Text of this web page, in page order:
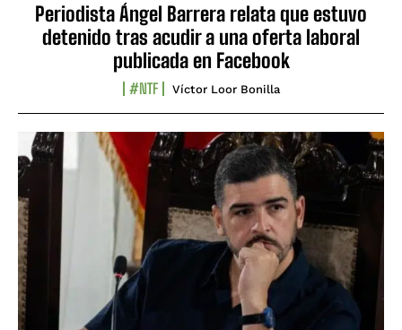
Periodista Ángel Barrera relata que estuvo
detenido tras acudir a una oferta laboral
publicada en Facebook
#NTF Víctor Loor Bonilla